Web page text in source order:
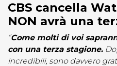
CBS cancella
NON avrà una
“Come molti di voi
con una terza stagione.
incredibili, sono davvero